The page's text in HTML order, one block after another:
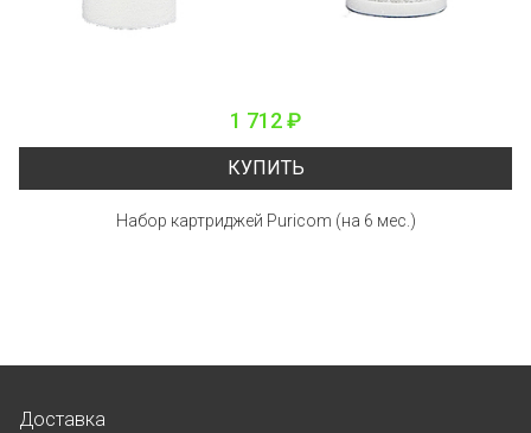
1 712 ₽
КУПИТЬ
Набор картриджей Puricom (на 6 мес.)
Доставка